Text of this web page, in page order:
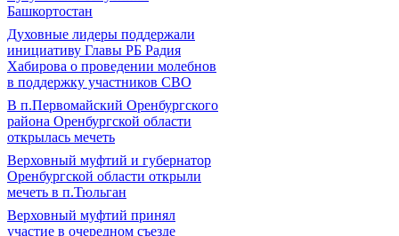
Башкортостан
Духовные лидеры поддержали
инициативу Главы РБ Радия
Хабирова о проведении молебнов
в поддержку участников СВО
В п.Первомайский Оренбургского
района Оренбургской области
открылась мечеть
Верховный муфтий и губернатор
Оренбургской области открыли
мечеть в п.Тюльган
Верховный муфтий принял
участие в очередном съезде